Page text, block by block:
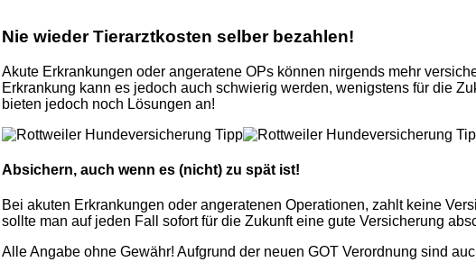
Nie wieder Tierarztkosten selber bezahlen!
Akute Erkrankungen oder angeratene OPs können nirgends mehr
Erkrankung kann es jedoch auch schwierig werden, wenigstens für die
bieten jedoch noch Lösungen an!
Absichern, auch wenn es (nicht) zu spät ist!
Bei akuten Erkrankungen oder angeratenen Operationen, zahlt keine
sollte man auf jeden Fall sofort für die Zukunft eine gute Versicherung
Alle Angabe ohne Gewähr! Aufgrund der neuen GOT Verordnung sind